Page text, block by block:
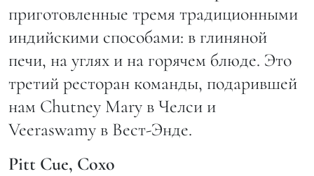
приготовленные тремя традиционными
индийскими способами: в глиняной
печи, на углях и на горячем блюде. Это
третий ресторан команды, подарившей
нам Chutney Mary в Челси и
Veeraswamy в Вест-Энде.
Pitt Cue, Сохо